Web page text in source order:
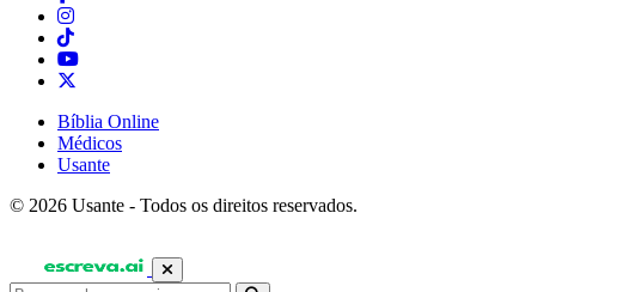
Bíblia Online
Médicos
Usante
© 2026 Usante - Todos os direitos reservados.